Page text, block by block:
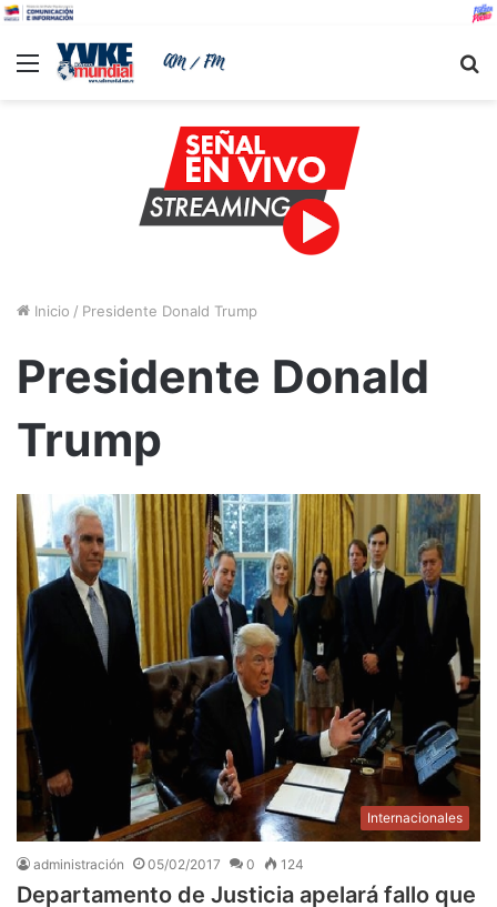
Menu
Inicio / Presidente Donald Trump
Presidente Donald
Trump
Internacionales
administración 05/02/2017 0 124
Departamento de Justicia apelará fallo que